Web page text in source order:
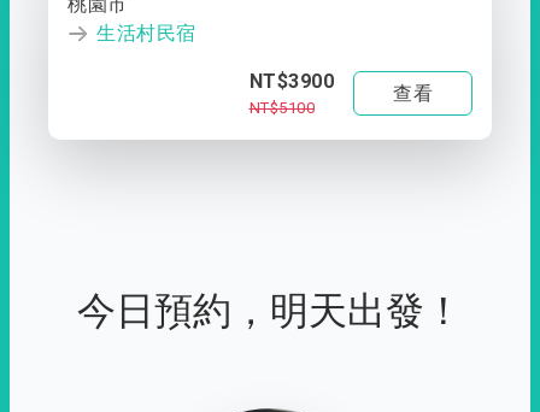
生活村民宿
NT$3900
NT$5100
查看
今日預約，明天出發！